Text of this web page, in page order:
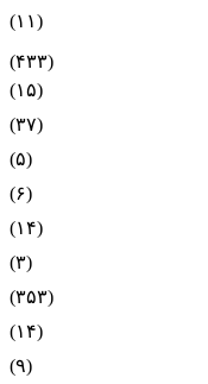
(۱۱)
(۴۳۳)
(۱۵)
(۳۷)
(۵)
(۶)
(۱۴)
(۳)
(۳۵۳)
(۱۴)
(۹)